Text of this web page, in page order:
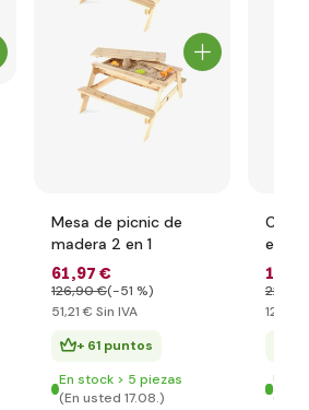
Mesa de picnic de
madera 2 en 1
61,97 €
126,90 €(-51 %)
51,21 € Sin IVA
+ 61 puntos
En stock > 5 piezas
(En usted 17.08.)
147
225
121
(En